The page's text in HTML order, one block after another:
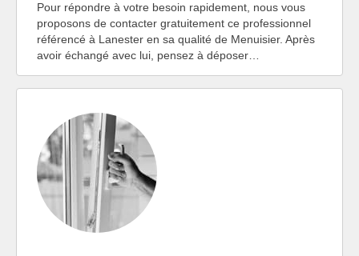
Pour répondre à votre besoin rapidement, nous vous
proposons de contacter gratuitement ce professionnel
référencé à Lanester en sa qualité de Menuisier. Après
avoir échangé avec lui, pensez à déposer…